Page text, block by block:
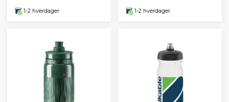
1-2 hverdager 1-2 hverdager